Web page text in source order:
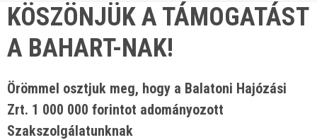
KÖSZÖNJÜK A TÁMOGATÁST
A BAHART-NAK!
Örömmel osztjuk meg, hogy a Balatoni Hajózási
Zrt. 1 000 000 forintot adományozott
Szakszolgálatunknak